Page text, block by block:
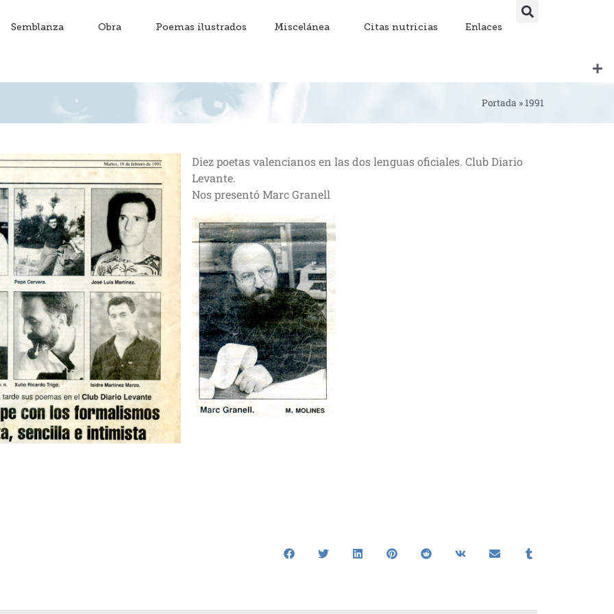
Semblanza Obra Poemas ilustrados Miscelánea Citas nutricias Enlaces
Portada »1991
Diez poetas valencianos en las dos lenguas oficiales. Club Diario
Levante.
Nos presentó Marc Granell